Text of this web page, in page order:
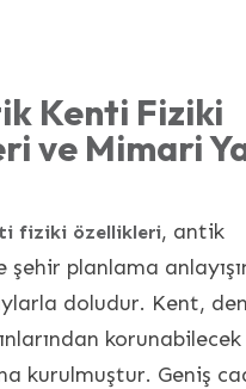
Kenti Fiziki
ve Mimari
fiziki özellikleri, antik
planlama
doludur. Kent,
kurulmuştur. Geniş